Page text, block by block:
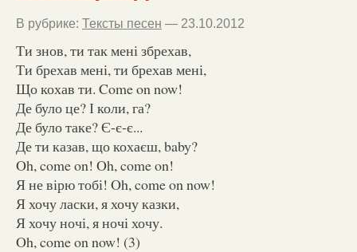
В рубрике: Тексты песен — 23.10.2012
Ти знов, ти так мені збрехав,
Ти брехав мені, ти брехав мені,
Що кохав ти. Come on now!
Де було це? І коли, га?
Де було таке? Є-є-є...
Де ти казав, що кохаєш, baby?
Oh, come on! Oh, come on!
Я не вірю тобі! Oh, come on now!
Я хочу ласки, я хочу казки,
Я хочу ночі, я ночі хочу.
Oh, come on now! (3)